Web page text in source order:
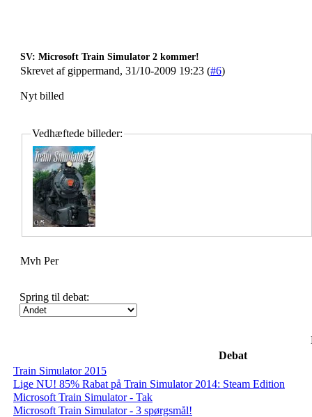
SV: Microsoft Train Simulator 2 kommer!
Skrevet af gippermand, 31/10-2009 19:23 (#6)
Nyt billed
Vedhæftede billeder:
Mvh Per
Spring til debat:
Debat
Train Simulator 2015
Lige NU! 85% Rabat på Train Simulator 2014: Steam Edition
Microsoft Train Simulator - Tak
Microsoft Train Simulator - 3 spørgsmål!